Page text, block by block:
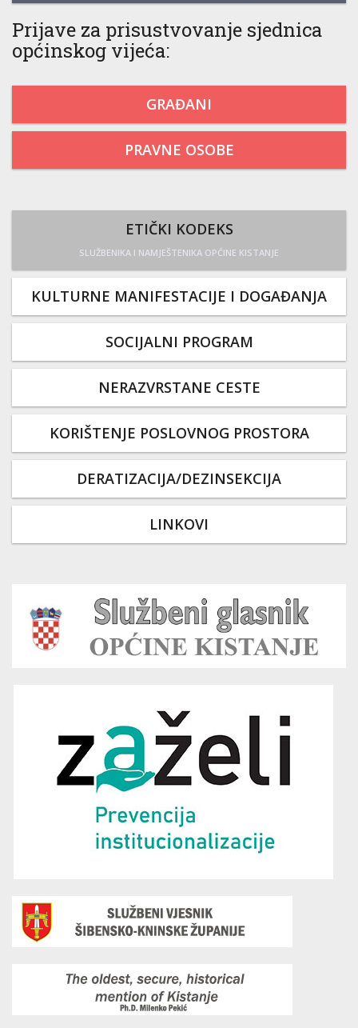
Prijave za prisustvovanje sjednica
općinskog vijeća:
GRAĐANI
PRAVNE OSOBE
ETIČKI KODEKS
SLUŽBENIKA I NAMJEŠTENIKA OPĆINE KISTANJE
KULTURNE MANIFESTACIJE I DOGAĐANJA
SOCIJALNI PROGRAM
NERAZVRSTANE CESTE
KORIŠTENJE POSLOVNOG PROSTORA
DERATIZACIJA/DEZINSEKCIJA
LINKOVI